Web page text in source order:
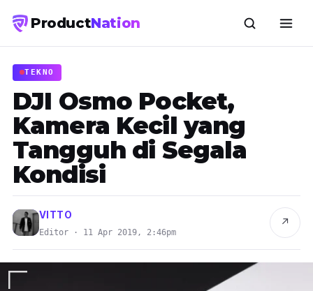
ProductNation
TEKNO
DJI Osmo Pocket,
Kamera Kecil yang
Tangguh di Segala
Kondisi
VITTO
Editor · 11 Apr 2019, 2:46pm
↗